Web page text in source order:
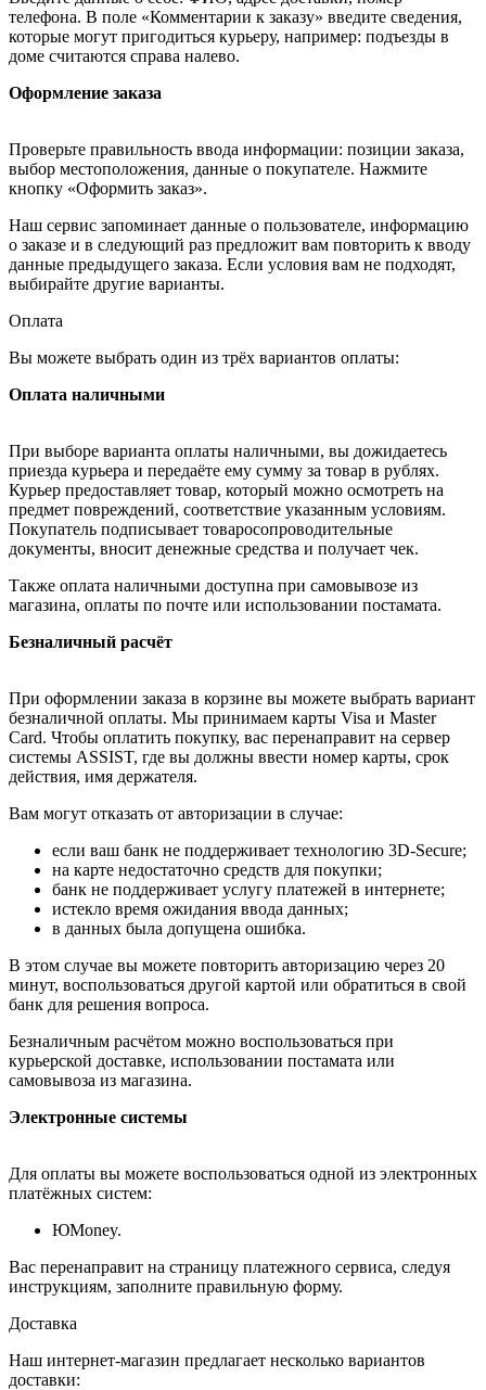
телефона. В поле «Комментарии к заказу» введите сведения,
которые могут пригодиться курьеру, например: подъезды в
доме считаются справа налево.
Оформление заказа
Проверьте правильность ввода информации: позиции заказа,
выбор местоположения, данные о покупателе. Нажмите
кнопку «Оформить заказ».
Наш сервис запоминает данные о пользователе, информацию
о заказе и в следующий раз предложит вам повторить к вводу
данные предыдущего заказа. Если условия вам не подходят,
выбирайте другие варианты.
Оплата
Вы можете выбрать один из трёх вариантов оплаты:
Оплата наличными
При выборе варианта оплаты наличными, вы дожидаетесь
приезда курьера и передаёте ему сумму за товар в рублях.
Курьер предоставляет товар, который можно осмотреть на
предмет повреждений, соответствие указанным условиям.
Покупатель подписывает товаросопроводительные
документы, вносит денежные средства и получает чек.
Также оплата наличными доступна при самовывозе из
магазина, оплаты по почте или использовании постамата.
Безналичный расчёт
При оформлении заказа в корзине вы можете выбрать вариант
безналичной оплаты. Мы принимаем карты Visa и Master
Card. Чтобы оплатить покупку, вас перенаправит на сервер
системы ASSIST, где вы должны ввести номер карты, срок
действия, имя держателя.
Вам могут отказать от авторизации в случае:
если ваш банк не поддерживает технологию 3D-Secure;
на карте недостаточно средств для покупки;
банк не поддерживает услугу платежей в интернете;
истекло время ожидания ввода данных;
в данных была допущена ошибка.
В этом случае вы можете повторить авторизацию через 20
минут, воспользоваться другой картой или обратиться в свой
банк для решения вопроса.
Безналичным расчётом можно воспользоваться при
курьерской доставке, использовании постамата или
самовывоза из магазина.
Электронные системы
Для оплаты вы можете воспользоваться одной из электронных
платёжных систем:
ЮMoney.
Вас перенаправит на страницу платежного сервиса, следуя
инструкциям, заполните правильную форму.
Доставка
Наш интернет-магазин предлагает несколько вариантов
доставки: